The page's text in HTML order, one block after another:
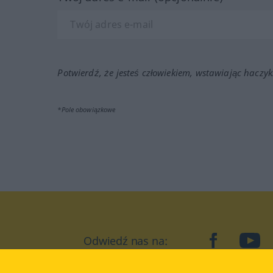
Potwierdź, że jesteś człowiekiem, wstawiając
*Pole obowiązkowe
Odwiedź nas na: facebook